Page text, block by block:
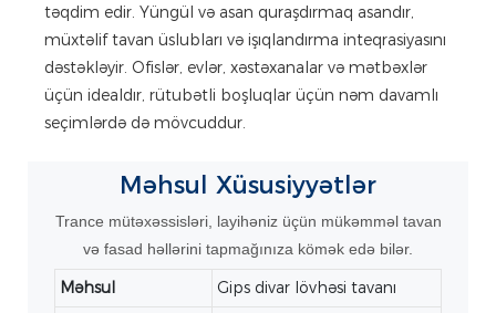
təqdim edir. Yüngül və asan quraşdırmaq asandır,
müxtəlif tavan üslubları və işıqlandırma inteqrasiyasını
dəstəkləyir. Ofislər, evlər, xəstəxanalar və mətbəxlər
üçün idealdır, rütubətli boşluqlar üçün nəm davamlı
seçimlərdə də mövcuddur.
Məhsul Xüsusiyyətlər
Trance mütəxəssisləri, layihəniz üçün mükəmməl tavan
və fasad həllərini tapmağınıza kömək edə bilər.
Məhsul
Gips divar lövhəsi tavanı